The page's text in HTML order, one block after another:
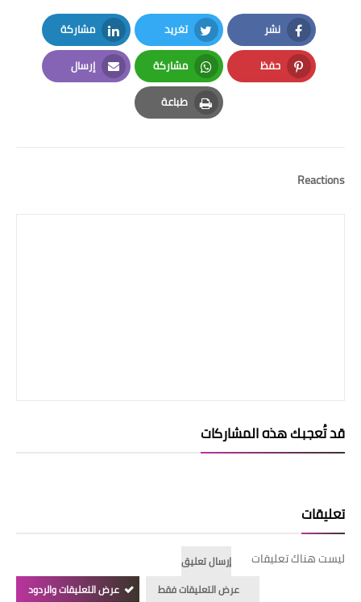
نشر
Facebook
تغريد
Twitter
مشاركة
LinkedIn
حفظ
Pinterest
مشاركة
Whatsapp
إرسال
Email
طباعة
Print
Reactions
قد تُعجبك هذه المشاركات
تعليقات
ليست هناك تعليقات
إرسال تعليق
عرض التعليقات فقط
عرض التعليقات والردود